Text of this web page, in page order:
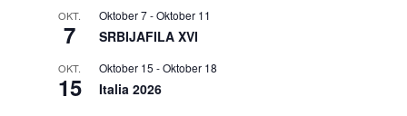
OKT.
7
Oktober 7-Oktober 11
SRBIJAFILA XVI
OKT.
15
Oktober 15 -Oktober 18
Italia 2026